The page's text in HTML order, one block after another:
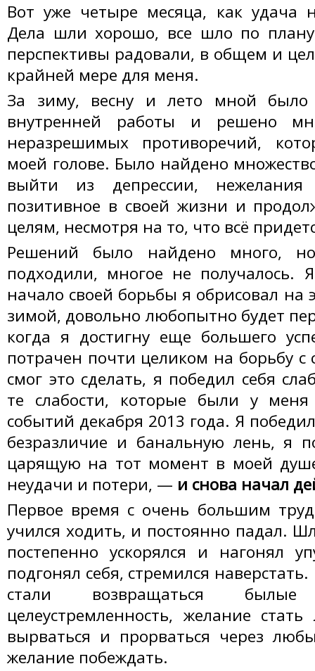
Вот уже четыре месяца, как удача
Дела шли хорошо, все шло по
перспективы радовали, в общем и
крайней мере для меня.
За зиму, весну и лето мной было
внутренней работы и решено
неразрешимых противоречий,
моей голове. Было найдено
выйти из депрессии, нежелания
позитивное в своей жизни и
целям, несмотря на то, что всё
Решений было найдено много,
подходили, многое не получалось.
начало своей борьбы я обрисовал на
зимой, довольно любопытно будет
когда я достигну еще большего
потрачен почти целиком на борьбу
смог это сделать, я победил себя
те слабости, которые были у
событий декабря 2013 года. Я
безразличие и банальную лень, я
царящую на тот момент в моей
неудачи и потери, — и снова начал
Первое время с очень большим
учился ходить, и постоянно падал.
постепенно ускорялся и нагонял
подгонял себя, стремился
стали возвращаться
целеустремленность, желание
вырваться и прорваться через
желание побеждать.